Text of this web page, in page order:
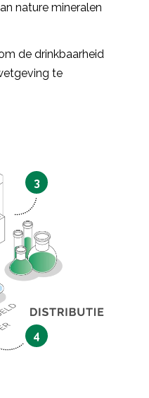
nature mineralen
de drinkbaarheid
te
3
4